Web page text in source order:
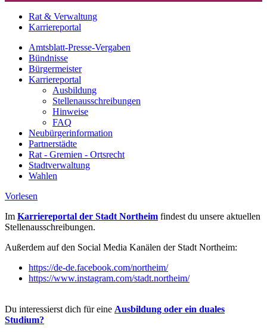
Rat & Verwaltung
Karriereportal
Amtsblatt-Presse-Vergaben
Bündnisse
Bürgermeister
Karriereportal
Ausbildung
Stellenausschreibungen
Hinweise
FAQ
Neubürgerinformation
Partnerstädte
Rat - Gremien - Ortsrecht
Stadtverwaltung
Wahlen
Vorlesen
Im Karriereportal der Stadt Northeim findest du unsere aktuellen
Stellenausschreibungen.
Außerdem auf den Social Media Kanälen der Stadt Northeim:
https://de-de.facebook.com/northeim/
https://www.instagram.com/stadt.northeim/
Du interessierst dich für eine Ausbildung oder ein duales
Studium?